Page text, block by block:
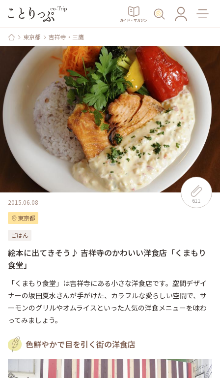
ガイド・マガジン
東京都 吉祥寺・三鷹
611
2015.06.08
東京都
ごはん
絵本に出てきそう♪ 吉祥寺のかわいい洋食店「くまもり
食堂」
「くまもり食堂」は吉祥寺にある小さな洋食店です。空間デザイ
ナーの坂田夏水さんが手がけた、カラフルな愛らしい空間で、サ
ーモンのグリルやオムライスといった人気の洋食メニューを味わ
ってみましょう。
色鮮やかで目を引く街の洋食店